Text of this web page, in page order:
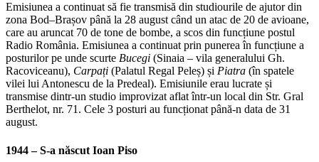
Emisiunea a continuat să fie transmisă din studiourile de ajutor din
zona Bod–Brașov până la 28 august când un atac de 20 de avioane,
care au aruncat 70 de tone de bombe, a scos din funcțiune postul
Radio România. Emisiunea a continuat prin punerea în funcțiune a
posturilor pe unde scurte Bucegi (Sinaia – vila generalului Gh.
Racoviceanu), Carpați (Palatul Regal Peleș) și Piatra (în spatele
vilei lui Antonescu de la Predeal). Emisiunile erau lucrate și
transmise dintr-un studio improvizat aflat într-un local din Str. Gral
Berthelot, nr. 71. Cele 3 posturi au funcționat până-n data de 31
august.
1944 – S-a născut Ioan Piso